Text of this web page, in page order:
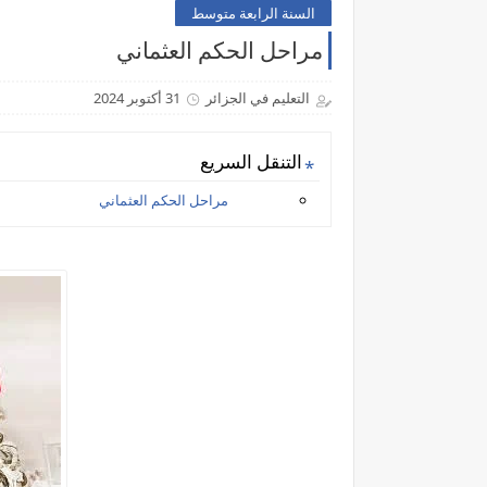
السنة الرابعة متوسط
مراحل الحكم العثماني
التعليم في الجزائر 31 أكتوبر 2024
التنقل السريع
مراحل الحكم العثماني